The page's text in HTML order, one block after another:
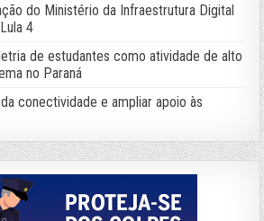
do Ministério da Infraestrutura Digital
4
de estudantes como atividade de alto
no Paraná
conectividade e ampliar apoio às